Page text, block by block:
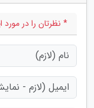
* نظرتان را در مورد